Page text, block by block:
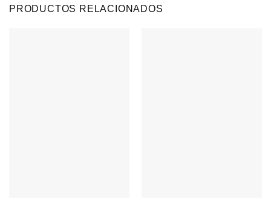
PRODUCTOS RELACIONADOS